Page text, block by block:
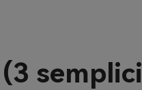
semplici